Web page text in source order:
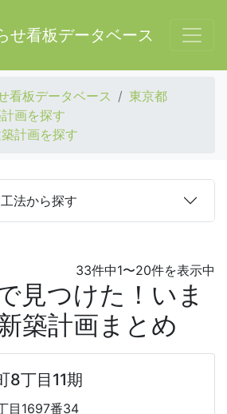
せ看板データベース
看板データベース
東京都
画を探す
計画を探す
法から探す
33件中1〜20件を表示中
見つけた！いま
築計画まとめ
8丁目11期
目1697番34